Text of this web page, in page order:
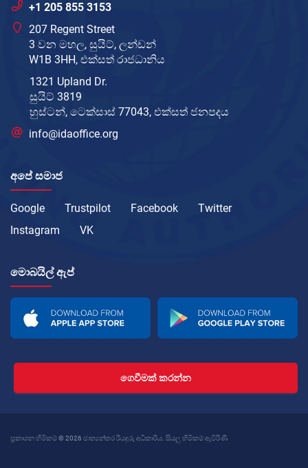
+1 205 855 3153
207 Regent Street
3 වන මහල, සුයිට්, ලන්ඩන්
W1B 3HH, එක්සත් රාජධානිය
1321 Upland Dr.
සුයිට් 3819
හුස්ටන්, ටෙක්සාස් 77043, එක්සත් ජනපදය
info@idaoffice.org
අපේ සමාජ
Google Trustpilot Facebook
Twitter
Instagram
VK
මොබයිල් ඇප්
ගෙවීමක් කරන්න
ප්‍රකාශන හිමිකම් © 2026 ජාත්‍යන්තර රියදුරු අධිකාරිය. සියලු හිමිකම් ඇවිරිණි